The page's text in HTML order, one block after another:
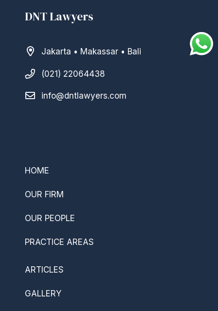
DNT Lawyers
Jakarta • Makassar • Bali
(021) 22064438
info@dntlawyers.com
HOME
OUR FIRM
OUR PEOPLE
PRACTICE AREAS
ARTICLES
GALLERY